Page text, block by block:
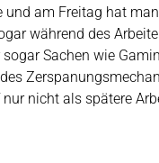
und am Freitag hat
während des
Sachen wie
nicht als spätere